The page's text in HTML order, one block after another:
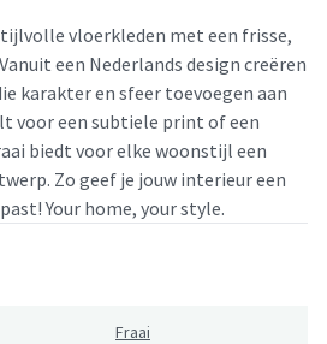
kleur en vorm
ongeacht de
Bovendien is het
binnen- en
eenvoudig
maken, wat het
vloerkleden met een frisse,
een Nederlands design creëren
karakter en sfeer toevoegen aan
voor een subtiele print of een
biedt voor elke woonstijl een
Zo geef je jouw interieur een
Your home, your style.
Fraai